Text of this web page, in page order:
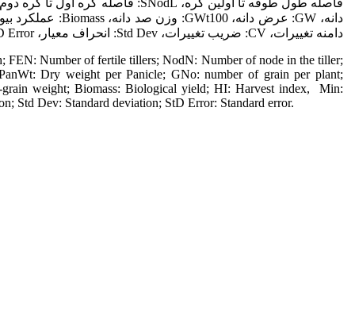
دامنه تغییرات، CV: ضریب تغییرات، Std Dev: انحراف معیار، StD Error: خطای معیار.
FEN: Number of fertile tillers; NodN: Number of node in the tiller;
Dry weight per Panicle; GNo: number of grain per plant;
weight; Biomass: Biological yield; HI: Harvest index, Min:
Std Dev: Standard deviation; StD Error: Standard error.